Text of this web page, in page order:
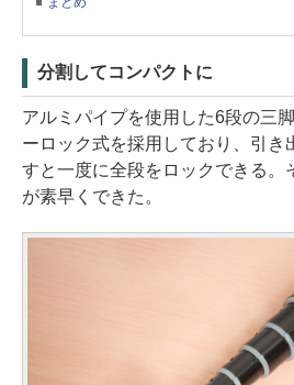
分割してコンパクトに
アルミパイプを使用した6段の三
ーロック式を採用しており、引き
すと一度に全段をロックできる。
が素早くできた。